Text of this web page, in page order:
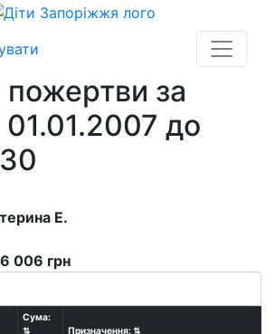
пожертви за
01.01.2007 до
Е.
006 грн
Сума:
⇅
Призначення:⇅